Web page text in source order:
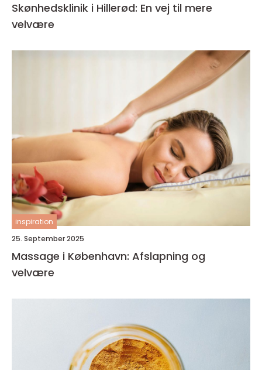
Skønhedsklinik i Hillerød: En vej til mere
velvære
inspiration
25. September 2025
Massage i København: Afslapning og
velvære